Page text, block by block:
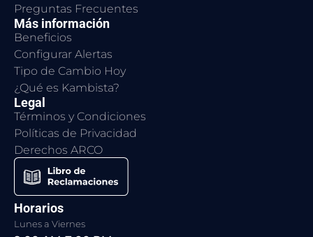
Preguntas Frecuentes
Más información
Beneficios
Configurar Alertas
Tipo de Cambio Hoy
¿Qué es Kambista?
Legal
Términos y Condiciones
Políticas de Privacidad
Derechos ARCO
Horarios
Lunes a Viernes